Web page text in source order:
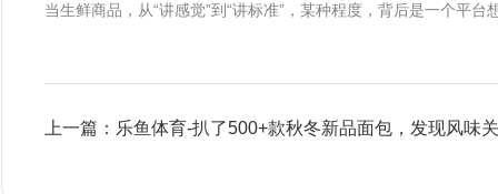
当生鲜商品，从“讲感觉”到“讲标准”，某种程度，背后是一个平
上一篇：乐鱼体育-扒了500+款秋冬新品面包，发现风味